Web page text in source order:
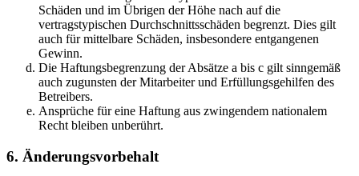
Schäden und im Übrigen der Höhe nach auf die
vertragstypischen Durchschnittsschäden begrenzt. Dies gilt
auch für mittelbare Schäden, insbesondere entgangenen
Gewinn.
Die Haftungsbegrenzung der Absätze a bis c gilt sinngemäß
auch zugunsten der Mitarbeiter und Erfüllungsgehilfen des
Betreibers.
Ansprüche für eine Haftung aus zwingendem nationalem
Recht bleiben unberührt.
6. Änderungsvorbehalt